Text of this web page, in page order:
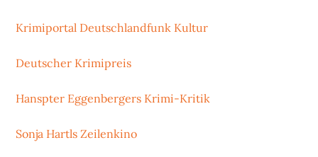
Krimiportal Deutschlandfunk Kultur
Deutscher Krimipreis
Hanspter Eggenbergers Krimi-Kritik
Sonja Hartls Zeilenkino